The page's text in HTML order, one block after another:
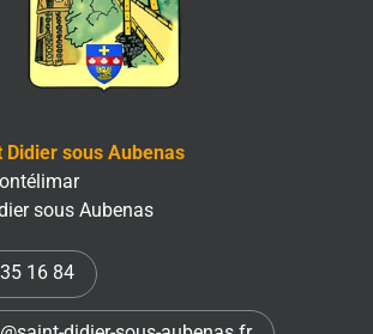
Didier sous Aubenas
sous Aubenas
16 84